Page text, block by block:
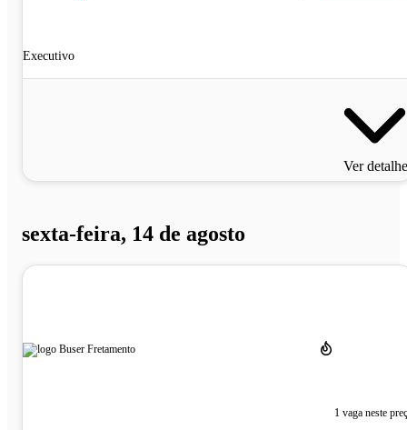
Executivo
Ver
sexta-feira, 14 de agosto
1 vaga neste